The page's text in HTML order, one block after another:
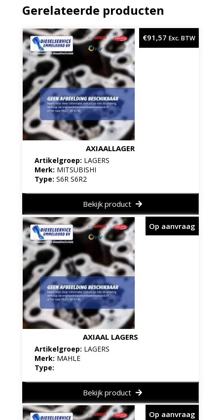
Gerelateerde producten
AXIAALLAGER
Artikelgroep: LAGERS
Merk: MITSUBISHI
Type: S6R S6R2
€91,57 Exc. BTW
Bekijk product
AXIAAL LAGERS
Artikelgroep: LAGERS
Merk: MAHLE
Type:
Op aanvraag
Bekijk product
Op aanvraag